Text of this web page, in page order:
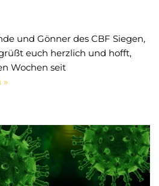
und Gönner des CBF Siegen,
euch herzlich und hofft,
Wochen seit
»